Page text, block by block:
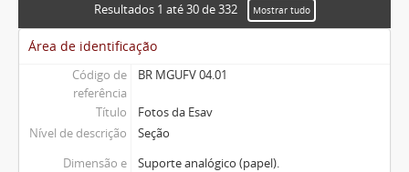
Resultados 1 até 30 de 332 Mostrar tudo
Área de identificação
Código de
referência
BR MGUFV 04.01
Título
Fotos da Esav
Nível de descrição
Seção
Dimensão e
Suporte analógico (papel).